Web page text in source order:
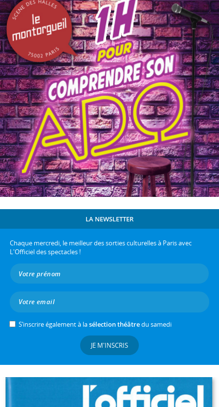
LA NEWSLETTER
Chaque mercredi, le meilleur des sorties culturelles à Paris avec
L'Officiel des spectacles !
S’inscrire également à lasélection théâtredu samedi
JE M'INSCRIS